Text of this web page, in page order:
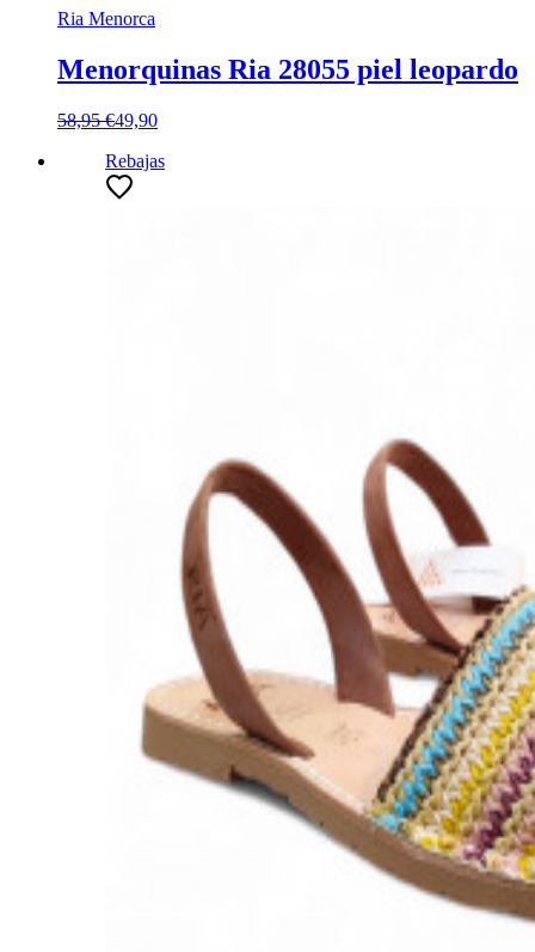
Ria Menorca
Menorquinas Ria 28055 piel leopardo
58,95 €49,90
Rebajas